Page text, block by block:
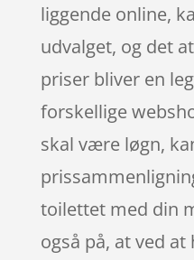
liggende online,
udvalget, og det
priser bliver en
forskellige
skal være løgn,
toilettet med din
også på, at ved